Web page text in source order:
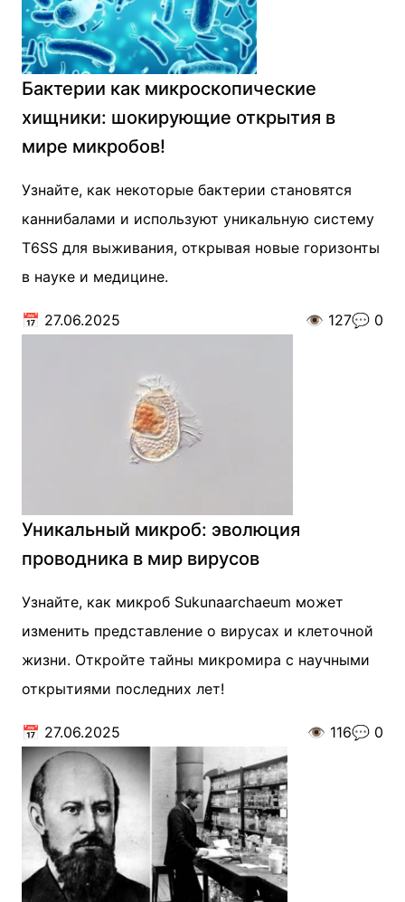
Бактерии как микроскопические
хищники: шокирующие открытия в
мире микробов!
Узнайте, как некоторые бактерии становятся
каннибалами и используют уникальную систему
T6SS для выживания, открывая новые горизонты
в науке и медицине.
📅 27.06.2025 👁️ 127💬 0
Уникальный микроб: эволюция
проводника в мир вирусов
Узнайте, как микроб Sukunaarchaeum может
изменить представление о вирусах и клеточной
жизни. Откройте тайны микромира с научными
открытиями последних лет!
📅 27.06.2025 👁️ 116💬 0